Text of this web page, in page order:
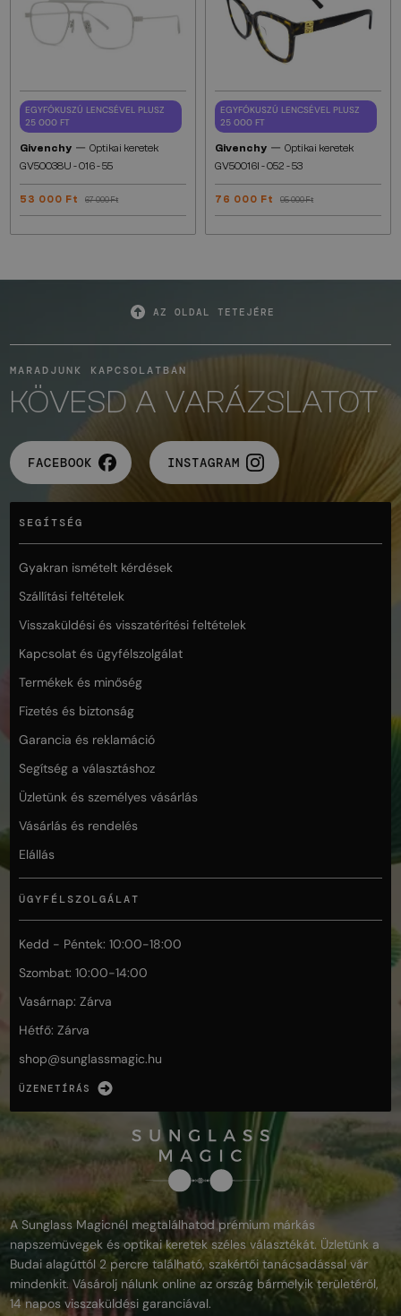
EGYFÓKUSZÚ LENCSÉVEL PLUSZ
25 000 FT
Givenchy — Optikai keretek
GV50038U - 016 - 55
53 000 Ft 67 000 Ft
EGYFÓKUSZÚ LENCSÉVEL PLUSZ
25 000 FT
Givenchy — Optikai keretek
GV50016I - 052 - 53
76 000 Ft 95 000 Ft
AZ OLDAL TETEJÉRE
MARADJUNK KAPCSOLATBAN
KÖVESD A VARÁZSLATOT
FACEBOOK INSTAGRAM
SEGÍTSÉG
Gyakran ismételt kérdések
Szállítási feltételek
Visszaküldési és visszatérítési feltételek
Kapcsolat és ügyfélszolgálat
Termékek és minőség
Fizetés és biztonság
Garancia és reklamáció
Segítség a választáshoz
Üzletünk és személyes vásárlás
Vásárlás és rendelés
Elállás
ÜGYFÉLSZOLGÁLAT
Kedd - Péntek: 10:00-18:00
Szombat: 10:00-14:00
Vasárnap: Zárva
Hétfő: Zárva
shop@sunglassmagic.hu
ÜZENETÍRÁS
A Sunglass Magicnél megtalálhatod prémium márkás
napszemüvegek és optikai keretek széles választékát. Üzletünk a
Budai alagúttól 2 percre található, szakértői tanácsadással vár
mindenkit. Vásárolj nálunk online az ország bármelyik területéről,
14 napos visszaküldési garanciával.